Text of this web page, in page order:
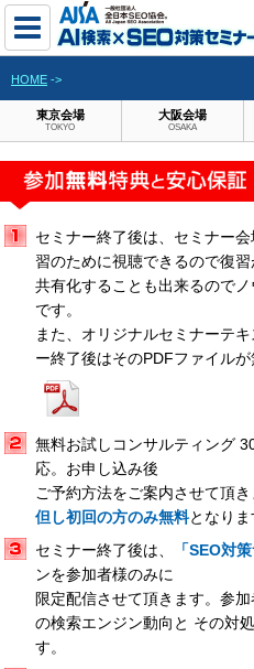
HOME ->
東京会場
TOKYO
大阪会場
OSAKA
セミナー終了後は、セミナー
習のために視聴できるので復
共有化することも出来るので
です。
また、オリジナルセミナーテ
ー終了後はそのPDFファイルが
無料お試しコンサルティング
応。お申し込み後
ご予約方法をご案内させて頂き
但し初回の方のみ無料となりま
セミナー終了後は、
「SEO対
ンを参加者様のみに
限定配信させて頂きます。参
の検索エンジン動向と その対
す。